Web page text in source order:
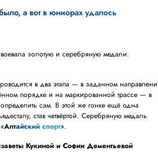
а вот в юниорах удалось
золотую и серебряную медали.
в два этапа — в заданном
порядке и на маркированной трассе — в
сам. В этой же гонке ещё одна
став четвёртой. Серебряную медаль
Алтайский спорт».
Кукиной и Софии Дементьевой